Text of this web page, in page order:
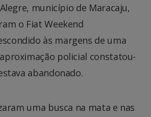
município de Maracaju,
o Fiat Weekend
às margens de uma
policial constatou-
abandonado.
uma busca na mata e nas